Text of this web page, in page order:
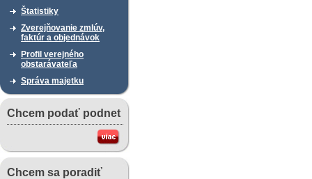
Štatistiky
Zverejňovanie zmlúv,
faktúr a objednávok
Profil verejného
obstarávateľa
Správa majetku
Chcem podať podnet
Chcem sa poradiť